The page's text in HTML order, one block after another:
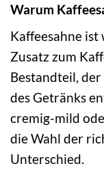
Warum
Kaffeesahne
Zusatz zum
Bestandteil, der
des Getränks
cremig-mild
die Wahl der
Unterschied.